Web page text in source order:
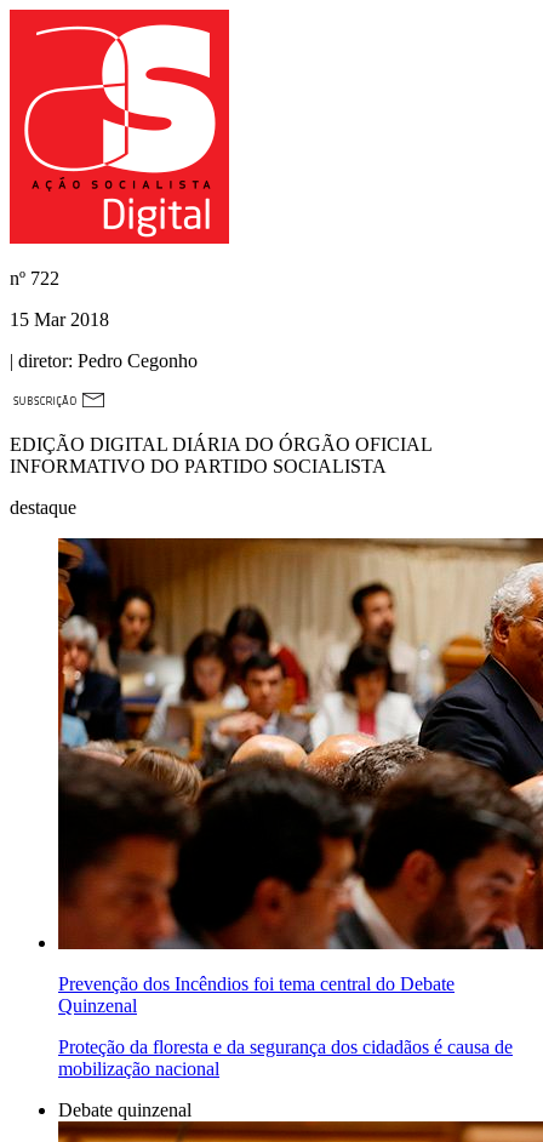
nº 722
15 Mar 2018
| diretor: Pedro Cegonho
EDIÇÃO DIGITAL DIÁRIA DO ÓRGÃO OFICIAL
INFORMATIVO DO PARTIDO SOCIALISTA
destaque
Prevenção dos Incêndios foi tema central do Debate
Quinzenal
Proteção da floresta e da segurança dos cidadãos é causa de
mobilização nacional
Debate quinzenal